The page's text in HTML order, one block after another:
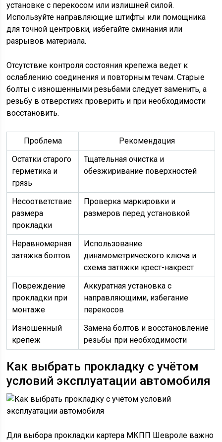
установке с перекосом или излишней силой.
Используйте направляющие штифты или помощника
для точной центровки, избегайте сминания или
разрывов материала.
Отсутствие контроля состояния крепежа ведет к
ослаблению соединения и повторным течам. Старые
болты с изношенными резьбами следует заменить, а
резьбу в отверстиях проверить и при необходимости
восстановить.
Проблема
Рекомендация
Остатки старого
герметика и
грязь
Тщательная очистка и
обезжиривание поверхностей
Несоответствие
размера
прокладки
Проверка маркировки и
размеров перед установкой
Неравномерная
затяжка болтов
Использование
динамометрического ключа и
схема затяжки крест-накрест
Повреждение
прокладки при
монтаже
Аккуратная установка с
направляющими, избегание
перекосов
Изношенный
крепеж
Замена болтов и восстановление
резьбы при необходимости
Как выбрать прокладку с учётом
условий эксплуатации автомобиля
Для выбора прокладки картера МКПП Шевроле важно